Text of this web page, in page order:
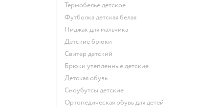
Термобелье детское
Футболка детская белая
Пиджак для мальчика
Детские брюки
Свитер детский
Брюки утепленные детские
Детская обувь
Сноубутсы детские
Ортопедическая обувь для детей